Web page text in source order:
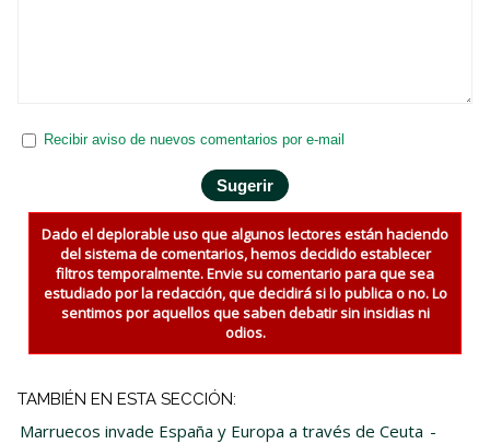
Recibir aviso de nuevos comentarios por e-mail
Dado el deplorable uso que algunos lectores están haciendo
del sistema de comentarios, hemos decidido establecer
filtros temporalmente. Envie su comentario para que sea
estudiado por la redacción, que decidirá si lo publica o no. Lo
sentimos por aquellos que saben debatir sin insidias ni
odios.
TAMBIÉN EN ESTA SECCIÓN:
Marruecos invade España y Europa a través de Ceuta -